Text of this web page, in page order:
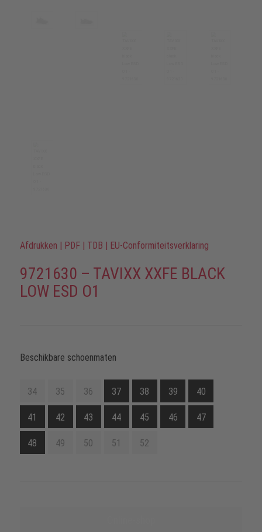
Afdrukken | PDF | TDB | EU-Conformiteitsverklaring
9721630 – TAVIXX XXFE BLACK
LOW ESD O1
Beschikbare schoenmaten
34 35 36 37 38 39 40
41 42 43 44 45 46 47
48 49 50 51 52